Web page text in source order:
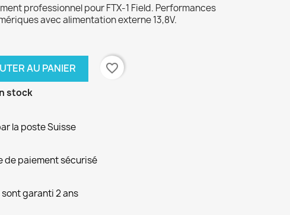
professionnel pour FTX-1 Field. Performances
avec alimentation externe 13,8V.
AU PANIER
favorite_border
stock
la poste Suisse
de paiement sécurisé
garanti 2 ans